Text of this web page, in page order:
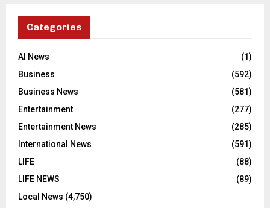
Categories
AI News
(1)
Business
(592)
Business News
(581)
Entertainment
(277)
Entertainment News
(285)
International News
(591)
LIFE
(88)
LIFE NEWS
(89)
Local News (4,750)